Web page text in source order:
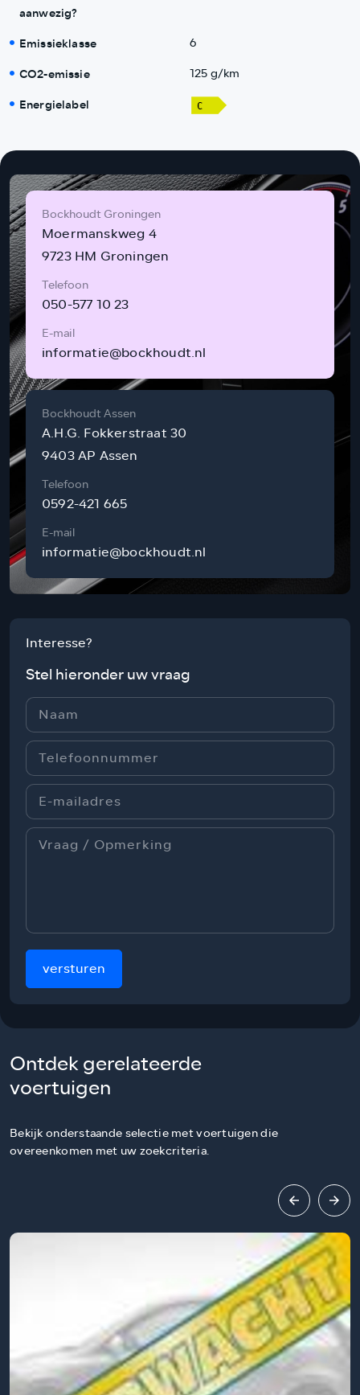
aanwezig?
Emissieklasse
6
CO2-emissie 125 g/km
Energielabel
Bockhoudt Groningen
Moermanskweg 4
9723 HM Groningen
Telefoon
050-577 10 23
E-mail
informatie@bockhoudt.nl
Bockhoudt Assen
A.H.G. Fokkerstraat 30
9403 AP Assen
Telefoon
0592-421 665
E-mail
informatie@bockhoudt.nl
Interesse?
Stel hieronder uw vraag
versturen
Ontdek gerelateerde
voertuigen
Bekijk onderstaande selectie met voertuigen die
overeenkomen met uw zoekcriteria.